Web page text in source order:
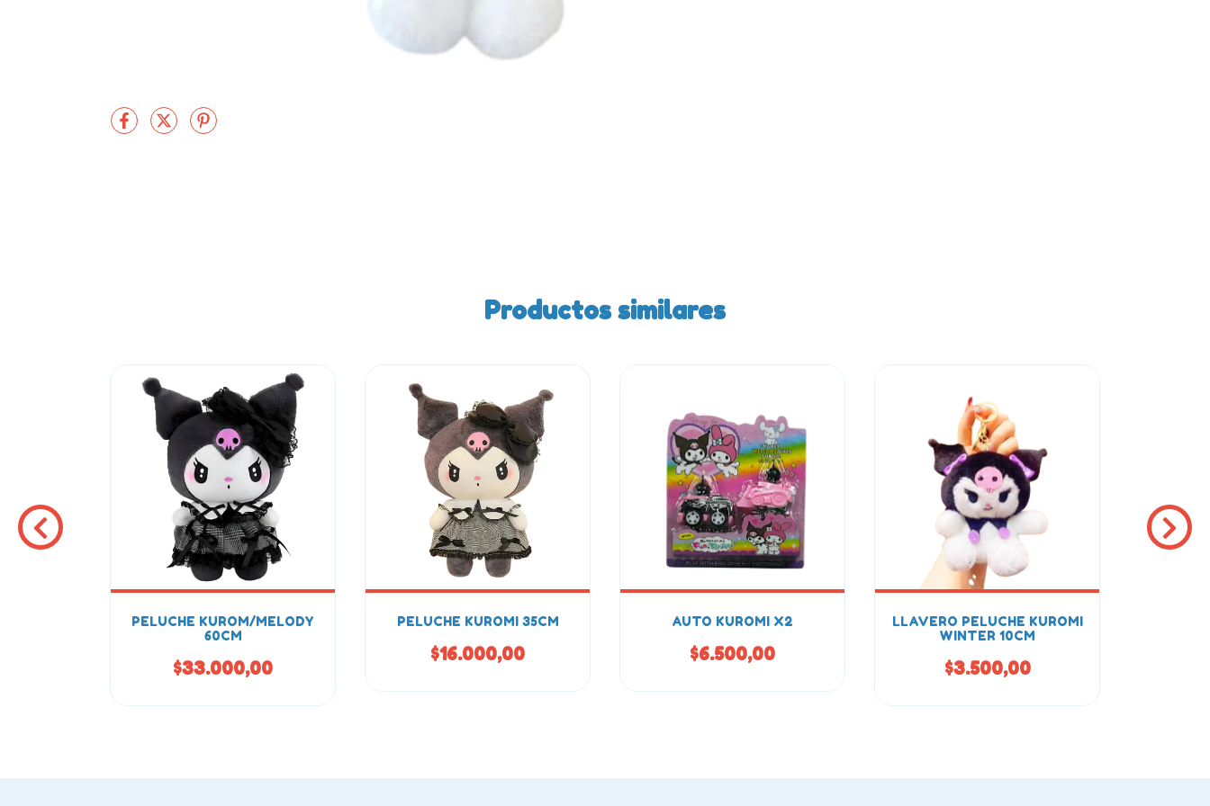
Productos similares
PELUCHE KUROM/MELODY
60CM
$33.000,00
PELUCHE KUROMI 35CM
$16.000,00
AUTO KUROMI X2
$6.500,00
LLAVERO PELUCHE KUROMI
WINTER 10CM
$3.500,00